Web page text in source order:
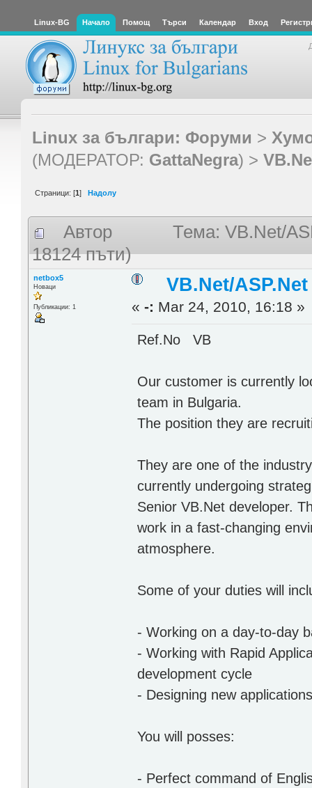
Linux-BG Начало Помощ Търси Календар Вход
Linux за българи: Форуми >
(МОДЕРАТОР: GattaNegra) >
Страници: [1] Надолу
Автор
Тема: VB.Net/
18124 пъти)
netbox5
Новаци
Публикации: 1
VB.Net/
«-: Mar 24, 2010, 16:18 »
Ref.No VB
Our customer is currently
team in Bulgaria.
The position they are
They are one of the
currently undergoing
Senior VB.Net developer.
work in a fast-changing
atmosphere.
Some of your duties will
- Working on a day-to-day
- Working with Rapid
development cycle
- Designing new
You will posses:
- Perfect command of